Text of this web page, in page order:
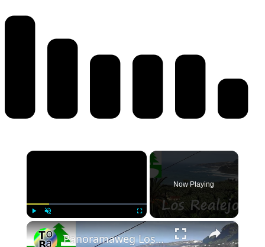
×
Unmute Fullscreen
Now Playing
×
Panoramaweg Los Realejos Teneriffa